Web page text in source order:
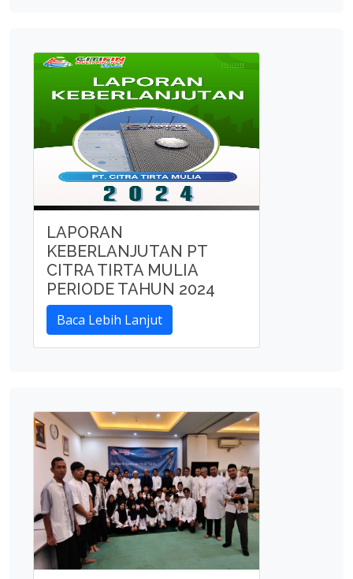
LAPORAN
KEBERLANJUTAN PT
CITRA TIRTA MULIA
PERIODE TAHUN 2024
Baca Lebih Lanjut